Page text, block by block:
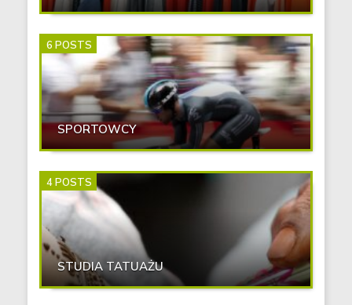
6 POSTS
SPORTOWCY
4 POSTS
STUDIA TATUAŻU